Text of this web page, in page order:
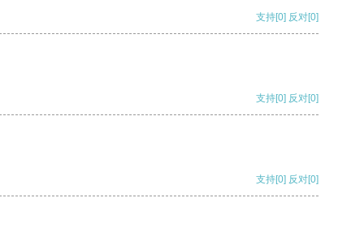
支持[0] 反对[0]
支持[0] 反对[0]
支持[0] 反对[0]